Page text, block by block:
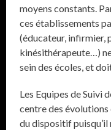
moyens constants.
ces établissements
(éducateur, infirmier,
kinésithérapeute…)
sein des écoles, et
Les Equipes de Suivi
centre des évolutions
du dispositif puisqu’il